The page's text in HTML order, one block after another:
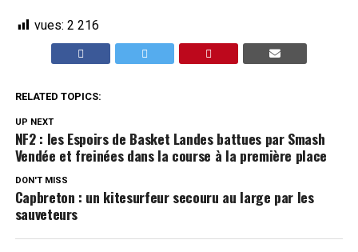
vues: 2 216
RELATED TOPICS:
UP NEXT
NF2 : les Espoirs de Basket Landes battues par Smash
Vendée et freinées dans la course à la première place
DON'T MISS
Capbreton : un kitesurfeur secouru au large par les
sauveteurs